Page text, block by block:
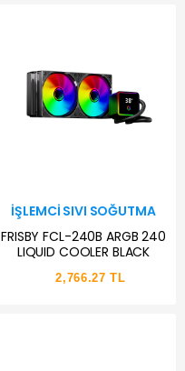
İŞLEMCI SIVI SOĞUTMA
FRISBY FCL-240B ARGB 240
LIQUID COOLER BLACK
2,766.27 TL